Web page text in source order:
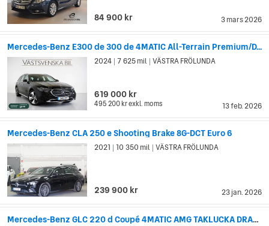
3 mars 2026
84 900 kr
Mercedes-Benz E300 de 300 de 4MATIC All-Terrain Premium/D...
13 feb. 2026
2024 7 625 mil VÄSTRA FRÖLUNDA
619 000 kr
495 200 krexkl. moms
Mercedes-Benz CLA 250 e Shooting Brake 8G-DCT Euro 6
23 jan. 2026
2021 10 350 mil VÄSTRA FRÖLUNDA
239 900 kr
Mercedes-Benz GLC 220 d Coupé 4MATIC AMG TAKLUCKA DRAG BURMESTER